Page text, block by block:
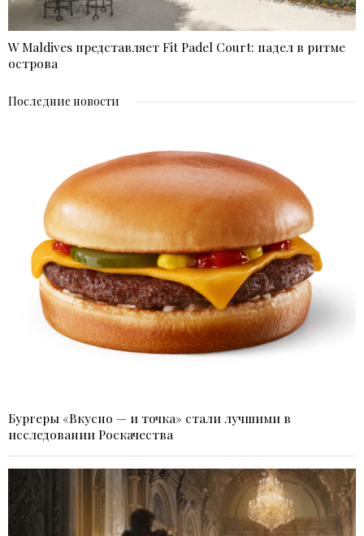
W Maldives представляет Fit Padel Court: падел в ритме
острова
Последние новости
Бургеры «Вкусно — и точка» стали лучшими в
исследовании Роскачества